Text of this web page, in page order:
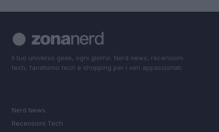
Il tuo universo geek, ogni giorno. Nerd news, recensioni
tech, fanatismo tech e shopping per i veri appassionati.
Nerd News
Recensioni Tech